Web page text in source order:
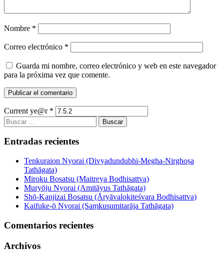
Nombre *
Correo electrónico *
Guarda mi nombre, correo electrónico y web en este navegador
para la próxima vez que comente.
Current ye@r *
Buscar:
Entradas recientes
Tenkuraion Nyorai (Divyadundubhi-Megha-Nirghoṣa
Tathāgata)
Miroku Bosatsu (Maitreya Bodhisattva)
Muryōju Nyorai (Amitāyus Tathāgata)
Shō-Kanjizai Bosatsu (Āryāvalokiteśvara Bodhisattva)
Kaifuke-ō Nyorai (Saṃkusumitarāja Tathāgata)
Comentarios recientes
Archivos